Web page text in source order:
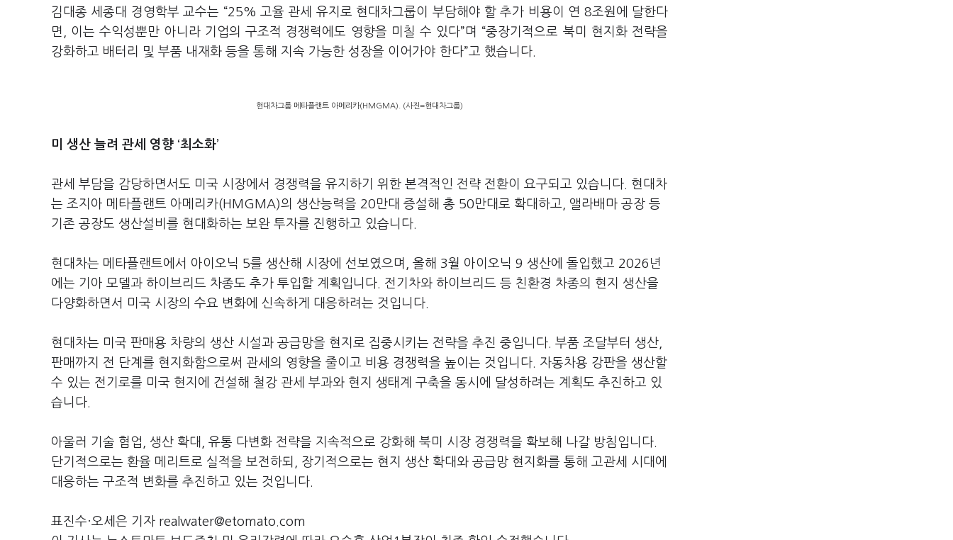
김대종 세종대 경영학부 교수는 “25% 고율 관세 유지로 현대차그룹이 부담해야 할 추가 비용이 연 8조원에 달한다
면, 이는 수익성뿐만 아니라 기업의 구조적 경쟁력에도 영향을 미칠 수 있다”며 “중장기적으로 북미 현지화 전략을
강화하고 배터리 및 부품 내재화 등을 통해 지속 가능한 성장을 이어가야 한다”고 했습니다.
현대차그룹 메타플랜트 아메리카(HMGMA). (사진=현대차그룹)
미 생산 늘려 관세 영향 ‘최소화’
관세 부담을 감당하면서도 미국 시장에서 경쟁력을 유지하기 위한 본격적인 전략 전환이 요구되고 있습니다. 현대차
는 조지아 메타플랜트 아메리카(HMGMA)의 생산능력을 20만대 증설해 총 50만대로 확대하고, 앨라배마 공장 등
기존 공장도 생산설비를 현대화하는 보완 투자를 진행하고 있습니다.
현대차는 메타플랜트에서 아이오닉 5를 생산해 시장에 선보였으며, 올해 3월 아이오닉 9 생산에 돌입했고 2026년
에는 기아 모델과 하이브리드 차종도 추가 투입할 계획입니다. 전기차와 하이브리드 등 친환경 차종의 현지 생산을
다양화하면서 미국 시장의 수요 변화에 신속하게 대응하려는 것입니다.
현대차는 미국 판매용 차량의 생산 시설과 공급망을 현지로 집중시키는 전략을 추진 중입니다. 부품 조달부터 생산,
판매까지 전 단계를 현지화함으로써 관세의 영향을 줄이고 비용 경쟁력을 높이는 것입니다. 자동차용 강판을 생산할
수 있는 전기로를 미국 현지에 건설해 철강 관세 부과와 현지 생태계 구축을 동시에 달성하려는 계획도 추진하고 있
습니다.
아울러 기술 협업, 생산 확대, 유통 다변화 전략을 지속적으로 강화해 북미 시장 경쟁력을 확보해 나갈 방침입니다.
단기적으로는 환율 메리트로 실적을 보전하되, 장기적으로는 현지 생산 확대와 공급망 현지화를 통해 고관세 시대에
대응하는 구조적 변화를 추진하고 있는 것입니다.
표진수·오세은 기자 realwater@etomato.com